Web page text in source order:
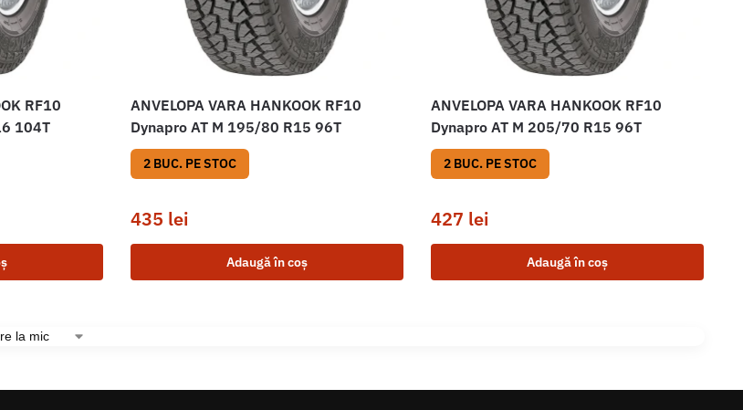
RF10
104T
ANVELOPA VARA HANKOOK RF10
Dynapro AT M 195/80 R15 96T
2 BUC. PE STOC
435 lei
Adaugă în coș
ANVELOPA VARA HANKOOK RF10
Dynapro AT M 205/70 R15 96T
2 BUC. PE STOC
427 lei
Adaugă în coș